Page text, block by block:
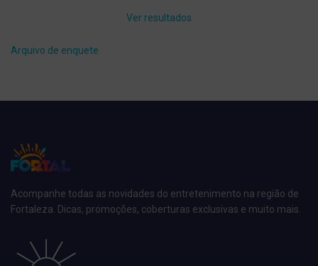
Ver resultados
Arquivo de enquete
Acompanhe todas as novidades do entretenimento na região de
Fortaleza. Dicas, promoções, coberturas exclusivas e muito mais.